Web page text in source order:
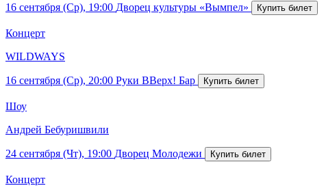
16 сентября (Ср), 19:00 Дворец культуры «Вымпел»
Концерт
WILDWAYS
16 сентября (Ср), 20:00 Руки ВВерх! Бар
Шоу
Андрей Бебуришвили
24 сентября (Чт), 19:00 Дворец Молодежи
Концерт